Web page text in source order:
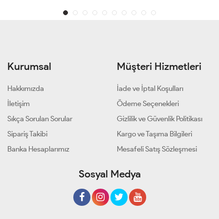
Kurumsal
Hakkımızda
İletişim
Sıkça Sorulan Sorular
Sipariş Takibi
Banka Hesaplarımız
Müşteri Hizmetleri
İade ve İptal Koşulları
Ödeme Seçenekleri
Gizlilik ve Güvenlik Politikası
Kargo ve Taşıma Bilgileri
Mesafeli Satış Sözleşmesi
Sosyal Medya